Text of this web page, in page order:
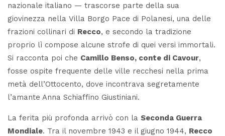
nazionale italiano — trascorse parte della sua
giovinezza nella Villa Borgo Pace di Polanesi, una delle
frazioni collinari di Recco, e secondo la tradizione
proprio lì compose alcune strofe di quei versi immortali.
Si racconta poi che Camillo Benso, conte di Cavour,
fosse ospite frequente delle ville recchesi nella prima
metà dell’Ottocento, dove incontrava segretamente
l’amante Anna Schiaffino Giustiniani.
La ferita più profonda arrivò con la Seconda Guerra
Mondiale. Tra il novembre 1943 e il giugno 1944, Recco